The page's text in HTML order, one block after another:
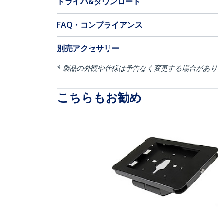
FAQ・コンプライアンス
別売アクセサリー
* 製品の外観や仕様は予告なく変更する場合があ
こちらもお勧め